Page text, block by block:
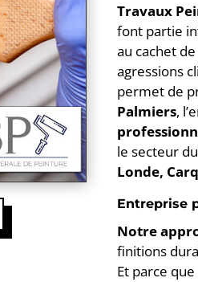
Travaux
font partie
au cachet
agressions
permet de
Palmiers,
le secteur du
Londe,
Entreprise
Notre
finitions
Et parce